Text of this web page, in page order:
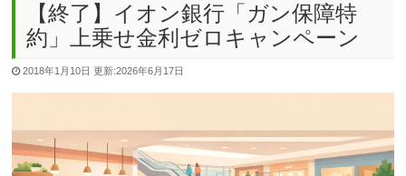
【終了】イオン銀行「ガン保障特
約」上乗せ金利ゼロキャンペーン
2018年1月10日更新:2026年6月17日